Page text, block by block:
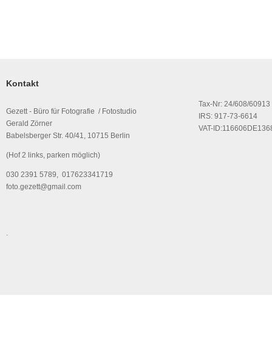
Kontakt
Gezett - Büro für Fotografie / Fotostudio
Gerald Zörner
Babelsberger Str. 40/41, 10715 Berlin
(Hof 2 links, parken möglich)
030 2391 5789, 017623341719
foto.gezett@gmail.com
Tax-Nr: 24/608/60913
IRS: 917-73-6614
VAT-
.